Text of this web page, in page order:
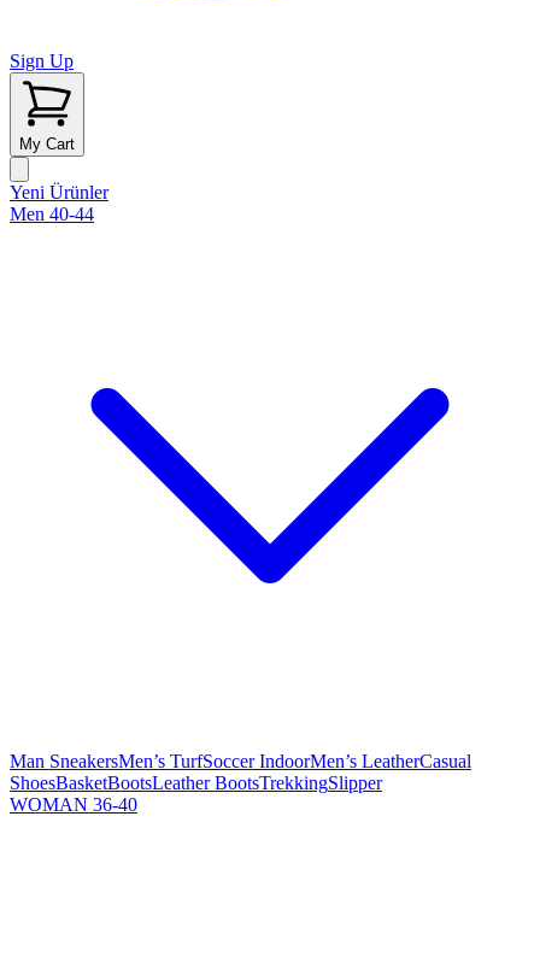
Sign Up
My Cart
Yeni Ürünler
Men 40-44
Man SneakersMen’s TurfSoccer IndoorMen’s LeatherCasual
ShoesBasketBootsLeather BootsTrekkingSlipper
WOMAN 36-40